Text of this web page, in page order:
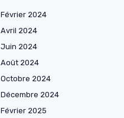
Février 2024
Avril 2024
Juin 2024
Août 2024
Octobre 2024
Décembre 2024
Février 2025